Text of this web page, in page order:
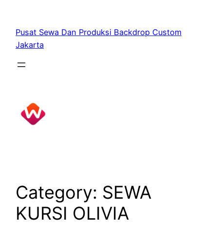
content
Pusat Sewa Dan Produksi Backdrop Custom
Jakarta
Category: SEWA
KURSI OLIVIA